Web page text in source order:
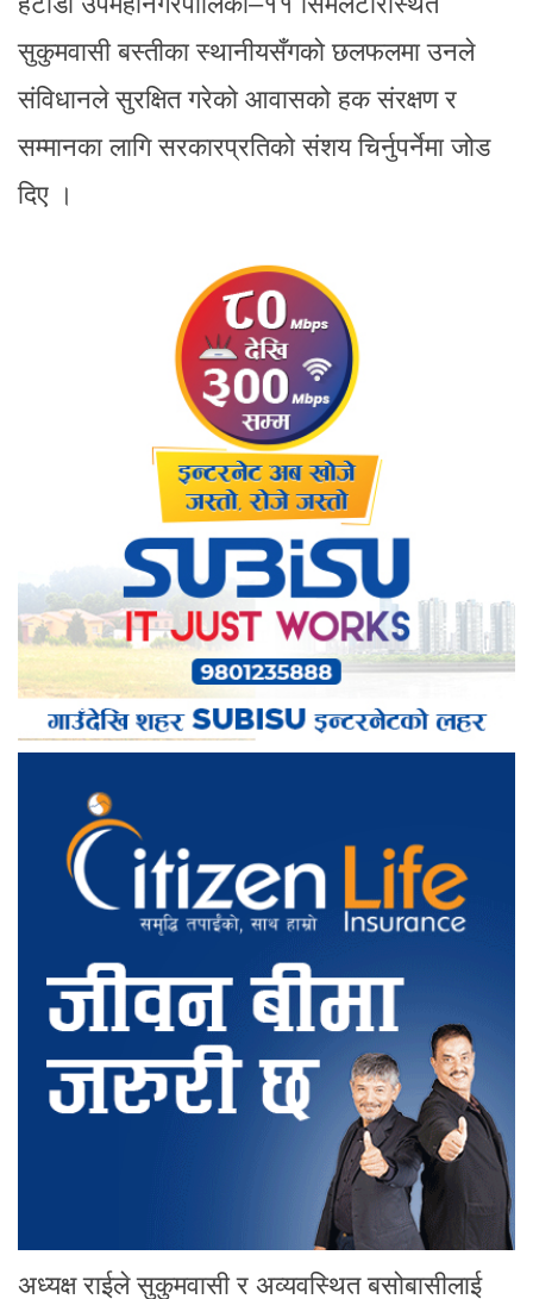
सुकुमवासी बस्तीका स्थानीयसँगको छलफलमा उनले
संविधानले सुरक्षित गरेको आवासको हक संरक्षण र
सम्मानका लागि सरकारप्रतिको संशय चिर्नुपर्नेमा जोड
दिए ।
अध्यक्ष राईले सुकुमवासी र अव्यवस्थित बसोबासीलाई